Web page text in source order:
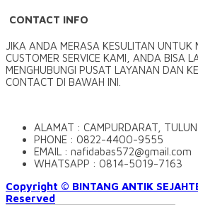
CONTACT INFO
JIKA ANDA MERASA KESULITAN UNTUK
CUSTOMER SERVICE KAMI, ANDA BISA
MENGHUBUNGI PUSAT LAYANAN DAN
CONTACT DI BAWAH INI.
ALAMAT : CAMPURDARAT,
PHONE : 0822-4400-9555
EMAIL : nafidabas572@gmail.com
WHATSAPP : 0814-5019-7163
Copyright © BINTANG ANTIK
Reserved